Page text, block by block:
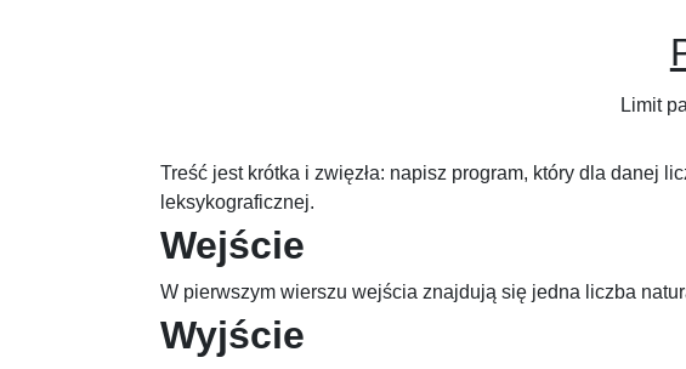
Limit
Treść jest krótka i zwięzła: napisz program, który dla danej
leksykograficznej.
Wejście
W pierwszym wierszu wejścia znajdują się jedna liczba
Wyjście